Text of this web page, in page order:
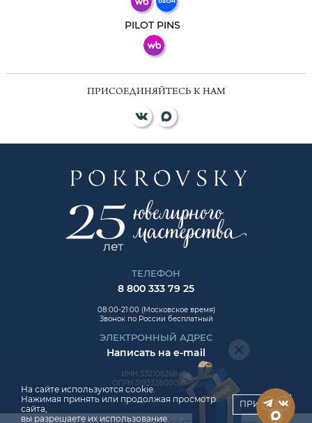
PILOT PINS
ПРИСОЕДИНЯЙТЕСЬ К НАМ
ТЕЛЕФОН
8 800 333 79 25
08:00-21:00 (Московское время)
Звонок по России бесплатный
ЭЛЕКТРОННЫЙ АДРЕС
Написать на e-mail
ИНН 332105268454
ОГРН 319332800006992
На сайте используются cookie.
Нажимая принять или продолжая просмотр
сайта,
вы разрешаете их использование.
ПРИНЯТЬ